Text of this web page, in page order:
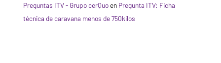
Preguntas ITV - Grupo cerQuoen Pregunta ITV: Ficha
técnica de caravana menos de 750kilos